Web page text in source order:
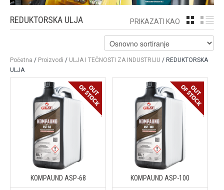
REDUKTORSKA ULJA PRIKAZATI KAO GRID
Početna / Proizvodi / ULJA I TEČNOSTI ZA INDUSTRIJU / REDUKTORSKA
ULJA
KOMPAUND ASP-68 KOMPAUND ASP-100